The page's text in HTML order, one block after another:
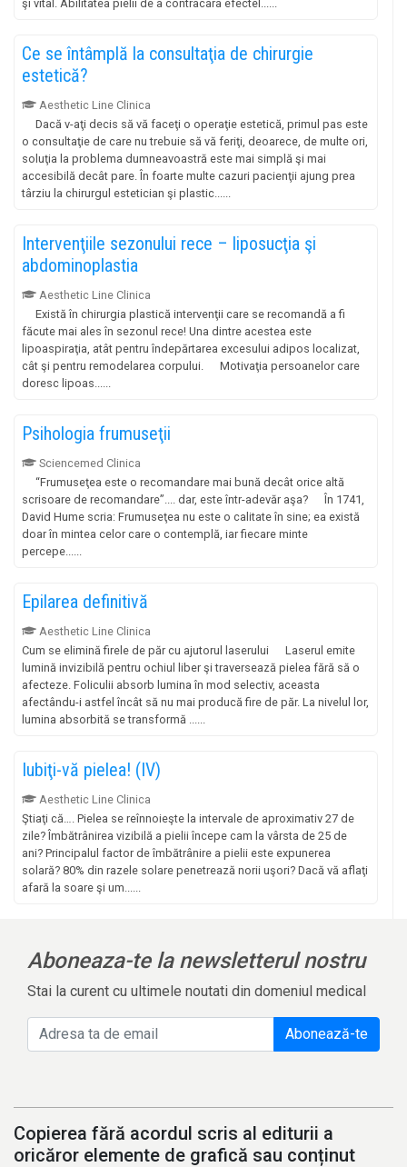
şi vital. Abilitatea pielii de a contracara efectel......
Ce se întâmplă la consultaţia de chirurgie
estetică?
Aesthetic Line Clinica
Dacă v-aţi decis să vă faceţi o operaţie estetică, primul pas este
o consultaţie de care nu trebuie să vă feriţi, deoarece, de multe ori,
soluţia la problema dumneavoastră este mai simplă şi mai
accesibilă decât pare. În foarte multe cazuri pacienţii ajung prea
târziu la chirurgul estetician şi plastic......
Intervenţiile sezonului rece – liposucţia şi
abdominoplastia
Aesthetic Line Clinica
Există în chirurgia plastică intervenţii care se recomandă a fi
făcute mai ales în sezonul rece! Una dintre acestea este
lipoaspiraţia, atât pentru îndepărtarea excesului adipos localizat,
cât şi pentru remodelarea corpului. Motivaţia persoanelor care
doresc lipoas......
Psihologia frumuseţii
Sciencemed Clinica
“Frumuseţea este o recomandare mai bună decât orice altă
scrisoare de recomandare”.... dar, este într-adevăr aşa? În 1741,
David Hume scria: Frumuseţea nu este o calitate în sine; ea există
doar în mintea celor care o contemplă, iar fiecare minte
percepe......
Epilarea definitivă
Aesthetic Line Clinica
Cum se elimină firele de păr cu ajutorul laserului Laserul emite
lumină invizibilă pentru ochiul liber şi traversează pielea fără să o
afecteze. Foliculii absorb lumina în mod selectiv, aceasta
afectându-i astfel încât să nu mai producă fire de păr. La nivelul lor,
lumina absorbită se transformă ......
Iubiţi-vă pielea! (IV)
Aesthetic Line Clinica
Ştiaţi că…. Pielea se reînnoieşte la intervale de aproximativ 27 de
zile? Îmbătrânirea vizibilă a pielii începe cam la vârsta de 25 de
ani? Principalul factor de îmbătrânire a pielii este expunerea
solară? 80% din razele solare penetrează norii uşori? Dacă vă aflaţi
afară la soare şi um......
Aboneaza-te la newsletterul nostru
Stai la curent cu ultimele noutati din domeniul medical
Abonează-te
Copierea fără acordul scris al editurii a
oricăror elemente de grafică sau conținut